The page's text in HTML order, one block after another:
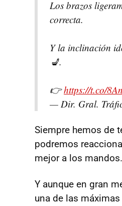
Los brazos
correcta.
Y la inclinación
💺.
👉https://t.co/
— Dir. Gral.
Siempre hemos de
podremos
mejor a los mandos.
Y aunque en gran
una de las